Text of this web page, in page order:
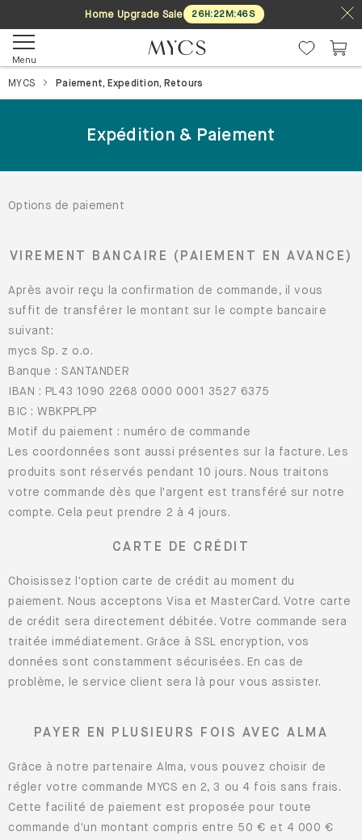
Home Upgrade Sale 26H:22M:46S
Menu
MYCS Paiement, Expedition, Retours
Expédition & Paiement
Options de paiement
VIREMENT BANCAIRE (PAIEMENT EN AVANCE)
Après avoir reçu la confirmation de commande, il vous
suffit de transférer le montant sur le compte bancaire
suivant:
mycs Sp. z o.o.
Banque : SANTANDER
IBAN : PL43 1090 2268 0000 0001 3527 6375
BIC : WBKPPLPP
Motif du paiement : numéro de commande
Les coordonnées sont aussi présentes sur la facture. Les
produits sont réservés pendant 10 jours. Nous traitons
votre commande dès que l'argent est transféré sur notre
compte. Cela peut prendre 2 à 4 jours.
CARTE DE CRÉDIT
Choisissez l'option carte de crédit au moment du
paiement. Nous acceptons Visa et MasterCard. Votre carte
de crédit sera directement débitée. Votre commande sera
traitée immédiatement. Grâce à SSL encryption, vos
données sont constamment sécurisées. En cas de
problème, le service client sera là pour vous assister.
PAYER EN PLUSIEURS FOIS AVEC ALMA
Grâce à notre partenaire Alma, vous pouvez choisir de
régler votre commande MYCS en 2, 3 ou 4 fois sans frais.
Cette facilité de paiement est proposée pour toute
commande d'un montant compris entre 50 € et 4 000 €